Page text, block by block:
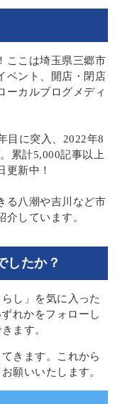
ここは埼玉県三郷市
ベント、開店・閉店
ーカルブログメディ
目に突入、2022年8
累計5,000記事以上
更新中！
る八潮や吉川など市
介しています。
したか？
し」を気に入った
れかをフォローし
ます。
きます。これから
願いいたします。